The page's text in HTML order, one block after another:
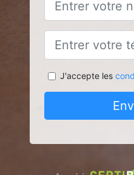
J'accepte les